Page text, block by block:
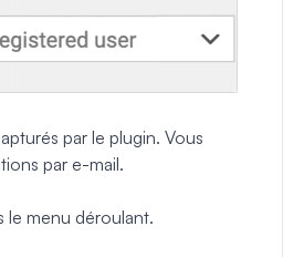
par le plugin. Vous
par e-mail.
le menu déroulant.